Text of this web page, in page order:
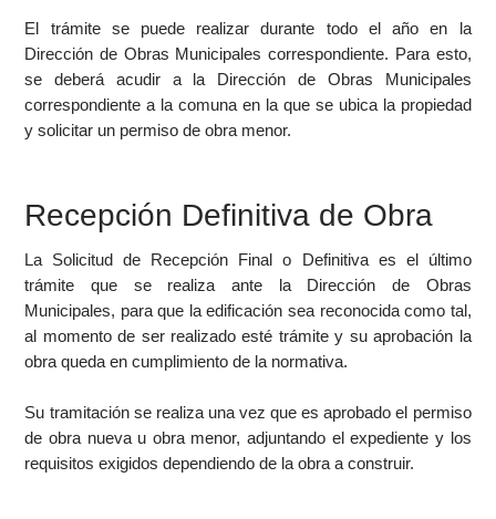
El trámite se puede realizar durante todo el año en la
Dirección de Obras Municipales correspondiente. Para esto,
se deberá acudir a la Dirección de Obras Municipales
correspondiente a la comuna en la que se ubica la propiedad
y solicitar un permiso de obra menor.
Recepción Definitiva de Obra
La Solicitud de Recepción Final o Definitiva es el último
trámite que se realiza ante la Dirección de Obras
Municipales, para que la edificación sea reconocida como tal,
al momento de ser realizado esté trámite y su aprobación la
obra queda en cumplimiento de la normativa.
Su tramitación se realiza una vez que es aprobado el permiso
de obra nueva u obra menor, adjuntando el expediente y los
requisitos exigidos dependiendo de la obra a construir.